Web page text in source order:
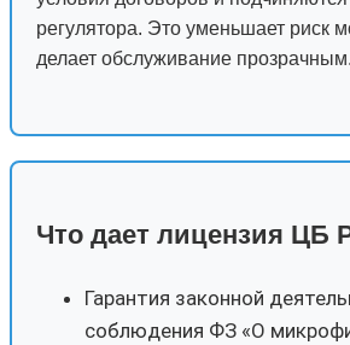
регулятора. Это уменьшает риск
делает обслуживание прозрачным.
Что дает лицензия ЦБ
Гарантия законной
соблюдения ФЗ «О